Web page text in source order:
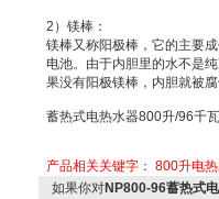
2 ） 镁棒：
镁棒又称阳极棒 ，它的主要
电池。由于内胆里的水不是
果没有阳极镁棒，内胆就被
蓄热式电热水器800升/96千瓦
产品相关关键字： 800升电
如果你对NP800-96蓄热式